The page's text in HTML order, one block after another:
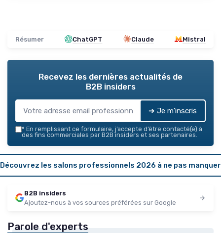
Résumer ChatGPT Claude Mistral
Recevez les dernières actualités de
B2B insiders
➔ Je m'inscris
* En remplissant ce formulaire, j’accepte d’être contacté(e) à
des fins commerciales par B2B insiders et ses partenaires.
Découvrez les salons professionnels 2026 à ne pas manquer
B2B insiders
Ajoutez-nous à vos sources préférées sur Google
Parole d'experts